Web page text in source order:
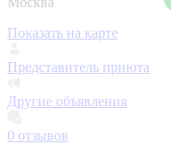
Показать на карте
Представитель приюта
Другие объявления
0 отзывов